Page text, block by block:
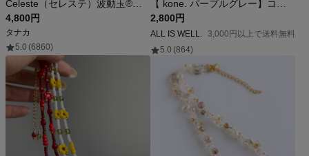
4,800円
タナカ
5.0 (6860)
2,800円
ALL IS WELL.
3,000円以上で送料無料
5.0 (864)